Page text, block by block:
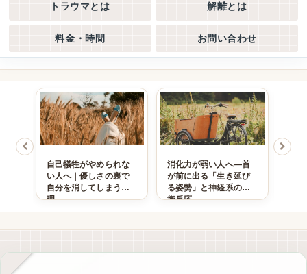
トラウマとは 解離とは
料金・時間 お問い合わせ
自己犠牲がやめられな
い人へ｜優しさの裏で
自分を消してしまう心
理
消化力が弱い人へ―首
が前に出る「生き延び
る姿勢」と神経系の防
衛反応